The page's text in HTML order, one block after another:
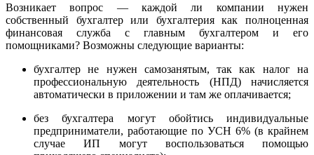
Возникает вопрос — каждой ли компании нужен
собственный бухгалтер или бухгалтерия как полноценная
финансовая служба с главным бухгалтером и его
помощниками? Возможны следующие варианты:
бухгалтер не нужен самозанятым, так как налог на
профессиональную деятельность (НПД) начисляется
автоматически в приложении и там же оплачивается;
без бухгалтера могут обойтись индивидуальные
предприниматели, работающие по УСН 6% (в крайнем
случае ИП могут воспользоваться помощью